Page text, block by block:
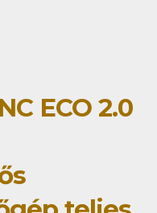
ECO 2.0